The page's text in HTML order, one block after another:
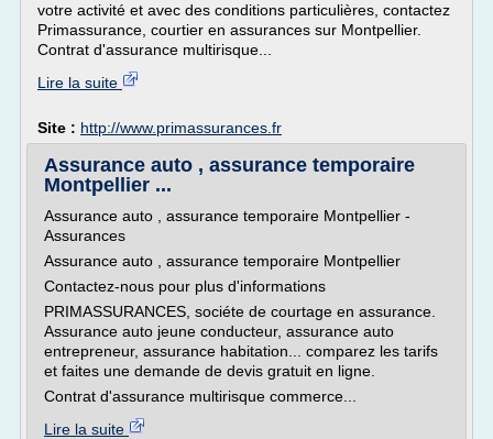
votre activité et avec des conditions particulières, contactez
Primassurance, courtier en assurances sur Montpellier.
Contrat d'assurance multirisque...
Lire la suite
Site : http://www.primassurances.fr
Assurance auto , assurance temporaire
Montpellier ...
Assurance auto , assurance temporaire Montpellier -
Assurances
Assurance auto , assurance temporaire Montpellier
Contactez-nous pour plus d'informations
PRIMASSURANCES, sociéte de courtage en assurance.
Assurance auto jeune conducteur, assurance auto
entrepreneur, assurance habitation... comparez les tarifs
et faites une demande de devis gratuit en ligne.
Contrat d'assurance multirisque commerce...
Lire la suite